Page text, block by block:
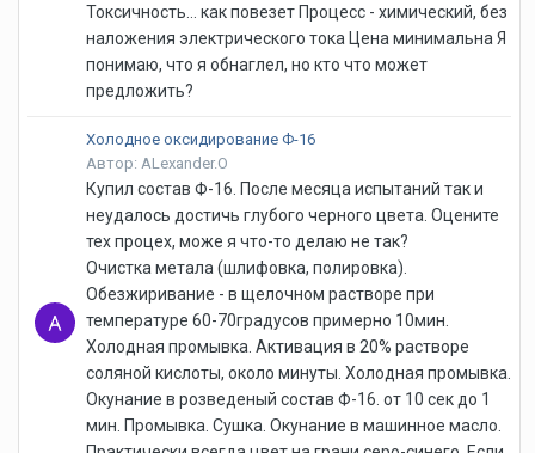
Токсичность... как повезет Процесс - химический, без
наложения электрического тока Цена минимальна Я
понимаю, что я обнаглел, но кто что может
предложить?
Холодное оксидирование Ф-16
Автор: ALexander.O
Купил состав Ф-16. После месяца испытаний так и
неудалось достичь глубого черного цвета. Оцените
тех процех, може я что-то делаю не так?
Очистка метала (шлифовка, полировка).
Обезжиривание - в щелочном растворе при
температуре 60-70градусов примерно 10мин.
Холодная промывка. Активация в 20% растворе
соляной кислоты, около минуты. Холодная промывка.
Окунание в розведеный состав Ф-16. от 10 сек до 1
мин. Промывка. Сушка. Окунание в машинное масло.